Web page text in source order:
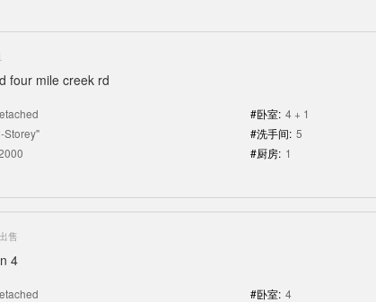
four mile creek rd
Storey"
#卧室: 4 + 1
#洗手间: 5
#厨房: 1
售
4
#卧室: 4